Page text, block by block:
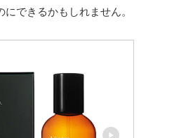
できるかもしれません。